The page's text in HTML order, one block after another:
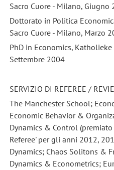
Sacro Cuore - Milano, Giugno
Dottorato in Politica
Sacro Cuore - Milano, Marzo
PhD in Economics,
Settembre 2004
SERVIZIO DI REFEREE /
The Manchester School;
Economic Behavior &
Dynamics & Control (premiato
Referee' per gli anni 2012,
Dynamics; Chaos Solitons &
Dynamics & Econometrics;